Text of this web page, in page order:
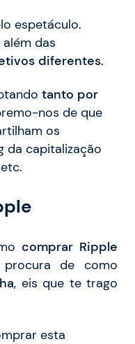
espetáculo.
além das
diferentes.
tanto por
nos de que
os
da capitalização
comprar Ripple
de como
, eis que te trago
esta